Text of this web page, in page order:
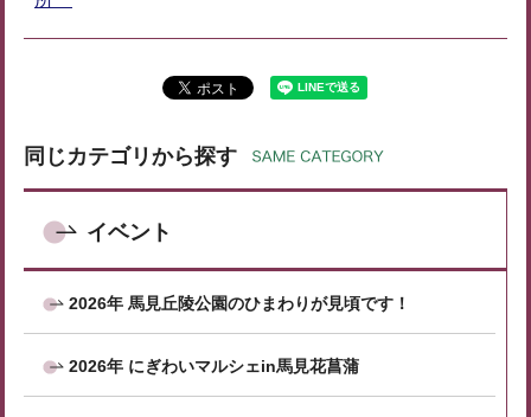
同じカテゴリから探す
イベント
2026年 馬見丘陵公園のひまわりが見頃です！
2026年 にぎわいマルシェin馬見花菖蒲